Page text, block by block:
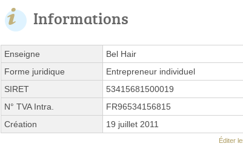
Informations
Enseigne
Bel Hair
Forme juridique
Entrepreneur individuel
SIRET
53415681500019
N° TVA Intra.
FR96534156815
Création
19 juillet 2011
Éditer